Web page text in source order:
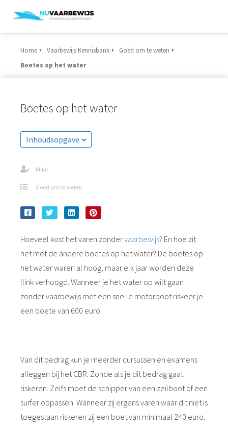
Home Vaarbewijs Kennisbank
Goed om te weten
Boetes op het water
Boetes op het water
Inhoudsopgave
Mike
Goed om te weten
Hoeveel kost het varen zondervaarbewijs? En hoe zit
het met de andere boetes op het water? De boetes op
het water waren al hoog, maar elk jaar worden deze
flink verhoogd. Wanneer je het water op wilt gaan
zonder vaarbewijs met een snelle motorboot riskeer je
een boete van 600 euro.
Van dit bedrag kun je meerder cursussen en examens
afleggen bij het CBR. Zonde als je dit bedrag gaat
riskeren. Zelfs moet de schipper van een zeilboot of een
surfer oppassen. Wanneer zij ergens varen waar dit niet is
toegestaan riskeren zij een boet van minimaal 240 euro.